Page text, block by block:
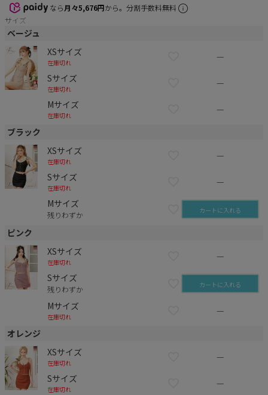
なら月々5,676円から。分割手数料無料
サイズ
ベージュ
XSサイズ
在庫切れ
—
Sサイズ
在庫切れ
—
Mサイズ
在庫切れ
—
ブラック
XSサイズ
在庫切れ
—
Sサイズ
在庫切れ
—
Mサイズ
残りわずか カートに入れる
ピンク
XSサイズ
在庫切れ
—
Sサイズ
残りわずか カートに入れる
Mサイズ
在庫切れ
—
オレンジ
XSサイズ
在庫切れ
—
Sサイズ
在庫切れ
—